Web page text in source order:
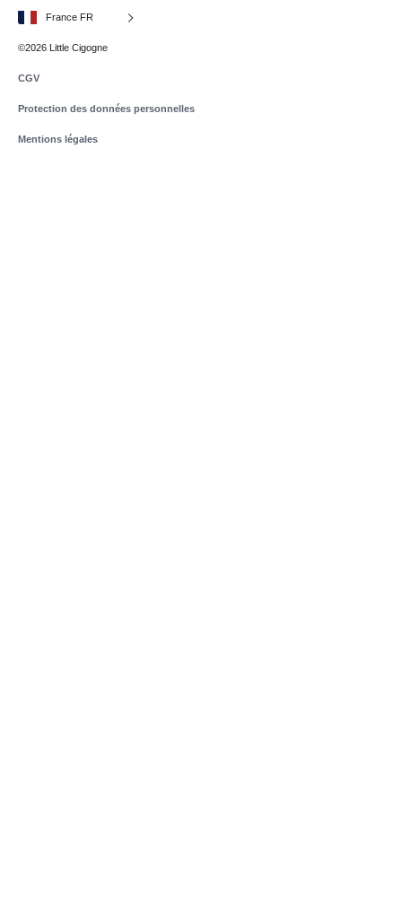
France FR
©2026 Little Cigogne
CGV
Protection des données personnelles
Mentions légales